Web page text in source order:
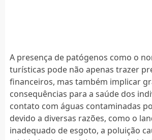
A presença de patógenos como o
turísticas pode não apenas trazer
financeiros, mas também implicar
consequências para a saúde dos
contato com águas contaminadas
devido a diversas razões, como o
inadequado de esgoto, a poluição